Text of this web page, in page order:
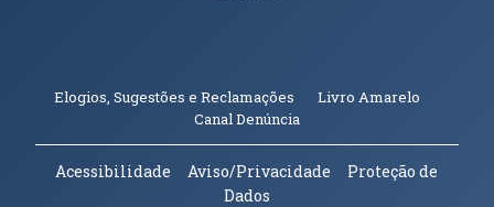
Elogios, Sugestões e Reclamações Livro Amarelo
Canal Denúncia(abre em nova janela)
Acessibilidade Aviso/Privacidade
Proteção de
Dados